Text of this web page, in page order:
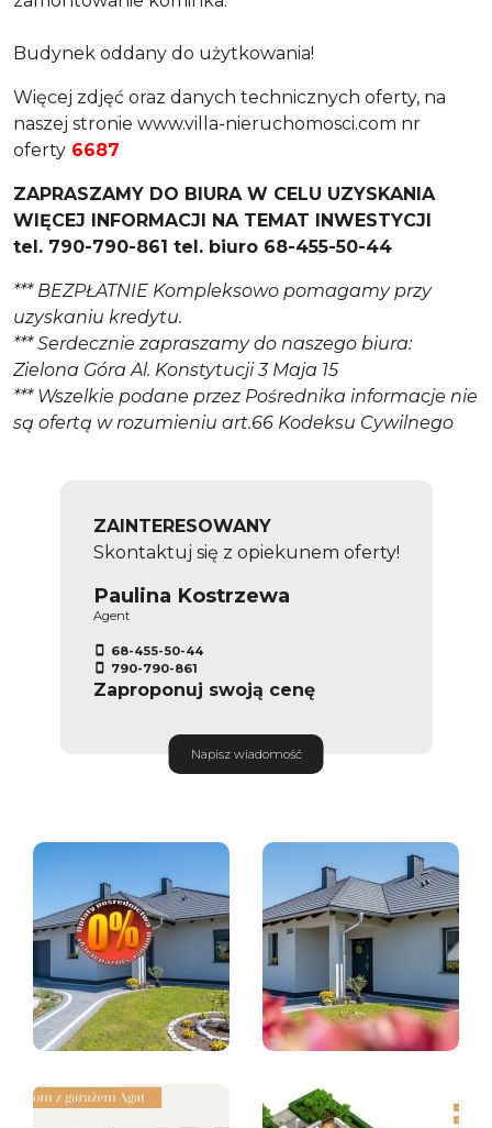
Budynek oddany do użytkowania!
Więcej zdjęć oraz danych technicznych oferty, na
naszej stronie www.villa-nieruchomosci.com nr
oferty 6687
ZAPRASZAMY DO BIURA W CELU UZYSKANIA
WIĘCEJ INFORMACJI NA TEMAT INWESTYCJI
tel. 790-790-861 tel. biuro 68-455-50-44
*** BEZPŁATNIE Kompleksowo pomagamy przy
uzyskaniu kredytu.
*** Serdecznie zapraszamy do naszego biura:
Zielona Góra Al. Konstytucji 3 Maja 15
*** Wszelkie podane przez Pośrednika informacje nie
są ofertą w rozumieniu art.66 Kodeksu Cywilnego
Paulina Kostrzewa
Agent
68-455-50-44
790-790-861
Napisz wiadomość
ZAINTERESOWANY
Skontaktuj się z opiekunem oferty!
Zaproponuj swoją cenę